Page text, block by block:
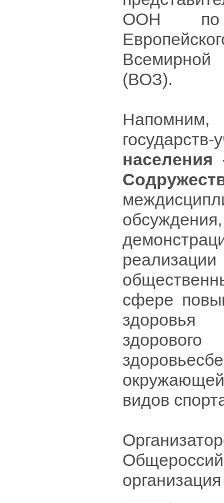
ООН по
Всемирной
(ВОЗ).
Напомним,
населения
сфере
здоровья
видов